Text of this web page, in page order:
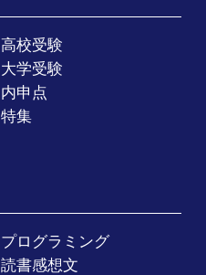
高校受験
大学受験
内申点
特集
プログラミング
読書感想文